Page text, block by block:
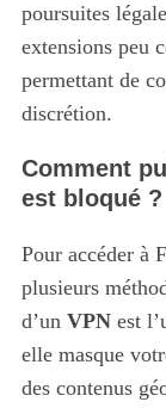
poursuites
extensions peu
permettant de
discrétion.
Comment
est bloqué ?
Pour accéder à
plusieurs
d’un VPNest
elle masque
des contenus